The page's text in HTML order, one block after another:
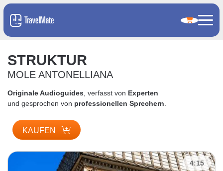
STRUKTUR
MOLE ANTONELLIANA
Originale Audioguides , verfasst von Experten
und gesprochen von professionellen Sprechern
KAUFEN
4:15